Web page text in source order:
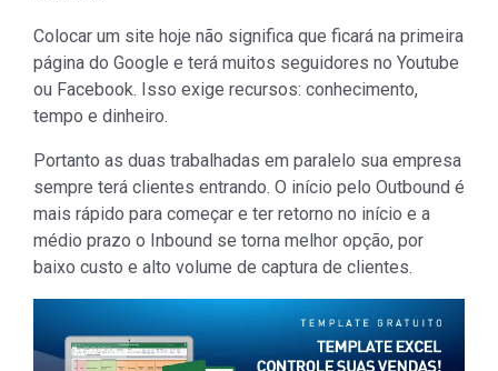
Colocar um site hoje não significa que ficará na primeira
página do Google e terá muitos seguidores no Youtube
ou Facebook. Isso exige recursos: conhecimento,
tempo e dinheiro.
Portanto as duas trabalhadas em paralelo sua empresa
sempre terá clientes entrando. O início pelo Outbound é
mais rápido para começar e ter retorno no início e a
médio prazo o Inbound se torna melhor opção, por
baixo custo e alto volume de captura de clientes.